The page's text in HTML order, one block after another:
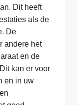
Dit heeft
als de
De
andere het
en de
kan er voor
en in uw